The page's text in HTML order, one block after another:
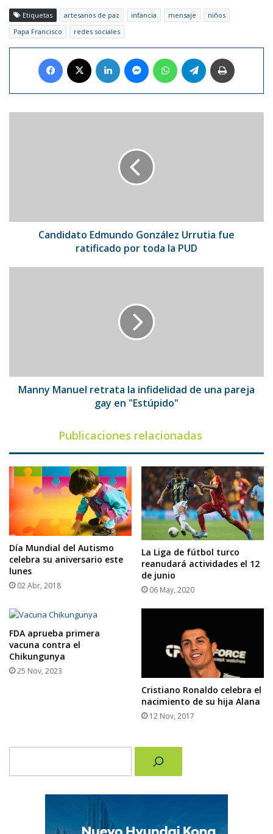
Etiquetas artesanos de paz infancia mensaje
niños
Papa Francisco
redes sociales
Facebook LinkedIn MessengerWhatsAppTelegram
la
Candidato Edmundo González Urrutia fue
ratificado por toda la PUD
gay
Manny Manuel retrata la infidelidad de una pareja
gay en "Estúpido"
Publicaciones relacionadas
Día Mundial del Autismo
celebra su aniversario este
lunes
02 Abr, 2018
La Liga de fútbol turco
reanudará actividades el 12
de junio
06 May, 2020
FDA aprueba primera
vacuna contra el
Chikungunya
25 Nov, 2023
Cristiano Ronaldo celebra el
nacimiento de su hija Alana
12 Nov, 2017